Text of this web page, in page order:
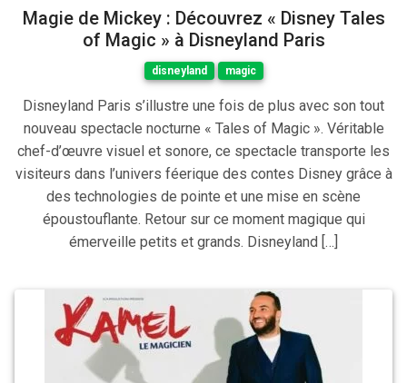
Magie de Mickey : Découvrez « Disney Tales
of Magic » à Disneyland Paris
disneyland magic
Disneyland Paris s’illustre une fois de plus avec son tout
nouveau spectacle nocturne « Tales of Magic ». Véritable
chef-d’œuvre visuel et sonore, ce spectacle transporte les
visiteurs dans l’univers féerique des contes Disney grâce à
des technologies de pointe et une mise en scène
époustouflante. Retour sur ce moment magique qui
émerveille petits et grands. Disneyland […]